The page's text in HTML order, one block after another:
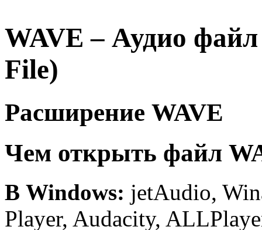
WAVE – Аудио
File)
Расширение WAVE
Чем открыть файл
В Windows: jetAudio,
Player, Audacity,